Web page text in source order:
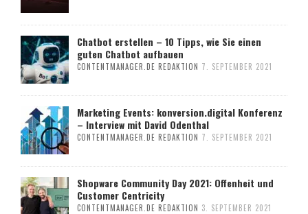
Chatbot erstellen – 10 Tipps, wie Sie einen
guten Chatbot aufbauen
CONTENTMANAGER.DE REDAKTION 7. SEPTEMBER 2021
Marketing Events: konversion.digital Konferenz
– Interview mit David Odenthal
CONTENTMANAGER.DE REDAKTION 7. SEPTEMBER 2021
Shopware Community Day 2021: Offenheit und
Customer Centricity
CONTENTMANAGER.DE REDAKTION 3. SEPTEMBER 2021